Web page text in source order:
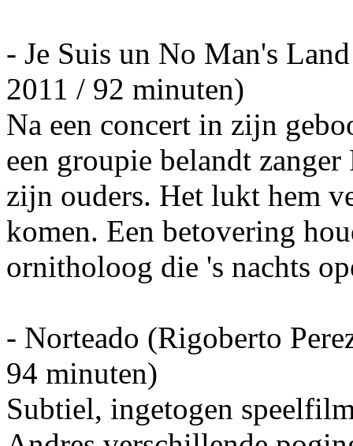
- Je Suis un No Man's
2011 / 92 minuten)
Na een concert in zijn
een groupie belandt
zijn ouders. Het lukt hem
komen. Een betovering
ornitholoog die 's nachts
- Norteado (Rigoberto
94 minuten)
Subtiel, ingetogen